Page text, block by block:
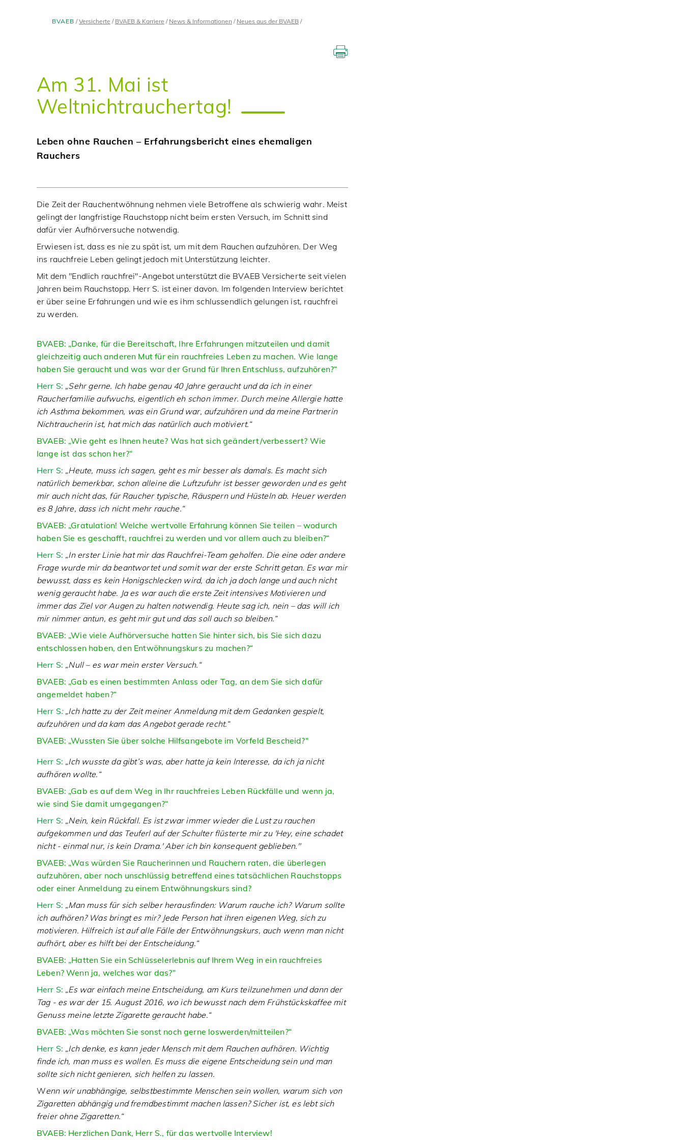
BVAEB Versicherte BVAEB & Karriere News & Informationen Neues aus der BVAEB
Am 31. Mai ist
Weltnichtrauchertag!
Leben ohne Rauchen – Erfahrungsbericht eines ehemaligen
Rauchers
Die Zeit der Rauchentwöhnung nehmen viele Betroffene als schwierig wahr. Meist
gelingt der langfristige Rauchstopp nicht beim ersten Versuch, im Schnitt sind
dafür vier Aufhörversuche notwendig.
Erwiesen ist, dass es nie zu spät ist, um mit dem Rauchen aufzuhören. Der Weg
ins rauchfreie Leben gelingt jedoch mit Unterstützung leichter.
Mit dem "Endlich rauchfrei"-Angebot unterstützt die BVAEB Versicherte seit vielen
Jahren beim Rauchstopp. Herr S. ist einer davon. Im folgenden Interview berichtet
er über seine Erfahrungen und wie es ihm schlussendlich gelungen ist, rauchfrei
zu werden.
BVAEB: „Danke, für die Bereitschaft, Ihre Erfahrungen mitzuteilen und damit
gleichzeitig auch anderen Mut für ein rauchfreies Leben zu machen. Wie lange
haben Sie geraucht und was war der Grund für Ihren Entschluss, aufzuhören?“
Herr S: „Sehr gerne. Ich habe genau 40 Jahre geraucht und da ich in einer
Raucherfamilie aufwuchs, eigentlich eh schon immer. Durch meine Allergie hatte
ich Asthma bekommen, was ein Grund war, aufzuhören und da meine Partnerin
Nichtraucherin ist, hat mich das natürlich auch motiviert.“
BVAEB: „Wie geht es Ihnen heute? Was hat sich geändert/verbessert? Wie
lange ist das schon her?“
Herr S: „Heute, muss ich sagen, geht es mir besser als damals. Es macht sich
natürlich bemerkbar, schon alleine die Luftzufuhr ist besser geworden und es geht
mir auch nicht das, für Raucher typische, Räuspern und Hüsteln ab. Heuer werden
es 8 Jahre, dass ich nicht mehr rauche.“
BVAEB: „Gratulation! Welche wertvolle Erfahrung können Sie teilen – wodurch
haben Sie es geschafft, rauchfrei zu werden und vor allem auch zu bleiben?“
Herr S: „In erster Linie hat mir das Rauchfrei-Team geholfen. Die eine oder andere
Frage wurde mir da beantwortet und somit war der erste Schritt getan. Es war mir
bewusst, dass es kein Honigschlecken wird, da ich ja doch lange und auch nicht
wenig geraucht habe. Ja es war auch die erste Zeit intensives Motivieren und
immer das Ziel vor Augen zu halten notwendig. Heute sag ich, nein – das will ich
mir nimmer antun, es geht mir gut und das soll auch so bleiben.“
BVAEB: „Wie viele Aufhörversuche hatten Sie hinter sich, bis Sie sich dazu
entschlossen haben, den Entwöhnungskurs zu machen?“
Herr S: „Null – es war mein erster Versuch.“
BVAEB: „Gab es einen bestimmten Anlass oder Tag, an dem Sie sich dafür
angemeldet haben?“
Herr S: „Ich hatte zu der Zeit meiner Anmeldung mit dem Gedanken gespielt,
aufzuhören und da kam das Angebot gerade recht.“
BVAEB: „Wussten Sie über solche Hilfsangebote im Vorfeld Bescheid?“
Herr S: „Ich wusste da gibt’s was, aber hatte ja kein Interesse, da ich ja nicht
aufhören wollte.“
BVAEB: „Gab es auf dem Weg in Ihr rauchfreies Leben Rückfälle und wenn ja,
wie sind Sie damit umgegangen?“
Herr S: „Nein, kein Rückfall. Es ist zwar immer wieder die Lust zu rauchen
aufgekommen und das Teuferl auf der Schulter flüsterte mir zu 'Hey, eine schadet
nicht - einmal nur, is kein Drama.' Aber ich bin konsequent geblieben."
BVAEB: „Was würden Sie Raucherinnen und Rauchern raten, die überlegen
aufzuhören, aber noch unschlüssig betreffend eines tatsächlichen Rauchstopps
oder einer Anmeldung zu einem Entwöhnungskurs sind?
Herr S: „Man muss für sich selber herausfinden: Warum rauche ich? Warum sollte
ich aufhören? Was bringt es mir? Jede Person hat ihren eigenen Weg, sich zu
motivieren. Hilfreich ist auf alle Fälle der Entwöhnungskurs, auch wenn man nicht
aufhört, aber es hilft bei der Entscheidung.“
BVAEB: „Hatten Sie ein Schlüsselerlebnis auf Ihrem Weg in ein rauchfreies
Leben? Wenn ja, welches war das?“
Herr S: „Es war einfach meine Entscheidung, am Kurs teilzunehmen und dann der
Tag - es war der 15. August 2016, wo ich bewusst nach dem Frühstückskaffee mit
Genuss meine letzte Zigarette geraucht habe.“
BVAEB: „Was möchten Sie sonst noch gerne loswerden/mitteilen?“
Herr S: „Ich denke, es kann jeder Mensch mit dem Rauchen aufhören. Wichtig
finde ich, man muss es wollen. Es muss die eigene Entscheidung sein und man
sollte sich nicht genieren, sich helfen zu lassen.
Wenn wir unabhängige, selbstbestimmte Menschen sein wollen, warum sich von
Zigaretten abhängig und fremdbestimmt machen lassen? Sicher ist, es lebt sich
freier ohne Zigaretten.“
BVAEB: Herzlichen Dank, Herr S., für das wertvolle Interview!